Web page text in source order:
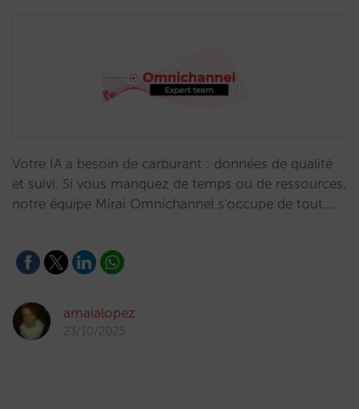
Votre IA a besoin de carburant : données de qualité
et suivi. Si vous manquez de temps ou de ressources,
notre équipe Mirai Omnichannel s'occupe de tout.…
amaialopez
23/10/2025